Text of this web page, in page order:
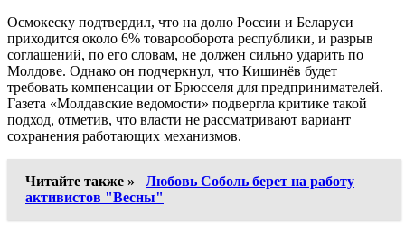
Осмокеску подтвердил, что на долю России и Беларуси
приходится около 6% товарооборота республики, и разрыв
соглашений, по его словам, не должен сильно ударить по
Молдове. Однако он подчеркнул, что Кишинёв будет
требовать компенсации от Брюсселя для предпринимателей.
Газета «Молдавские ведомости» подвергла критике такой
подход, отметив, что власти не рассматривают вариант
сохранения работающих механизмов.
Читайте также »
Любовь Соболь берет на работу
активистов "Весны"